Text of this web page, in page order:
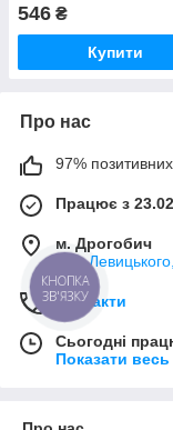
546 ₴
Купити
Про нас
97% позитивних
Працює з
м. Дрогобич
вул.
Контакти
Сьогодні
Показати
КНОПКА
ЗВ'ЯЗКУ